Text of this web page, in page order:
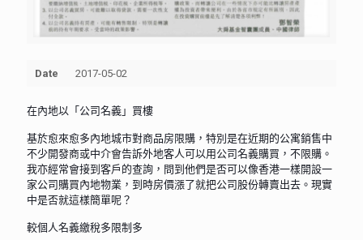
Date 2017-05-02
在內地以「公司名義」買樓
基於愈來愈多內地城市對商品房限購，特別是在近期的公寓銷售中
不少開發商或中介會告訴外地客人可以用公司名義購買，不限購。
我亦經常會接到客戶的查詢，問到他們是否可以像香港一樣開設一
家公司購買內地物業，到時房價漲了就把公司股份轉賣出去。現實
中是否就這樣簡單呢？
較個人名義繳稅多限制多